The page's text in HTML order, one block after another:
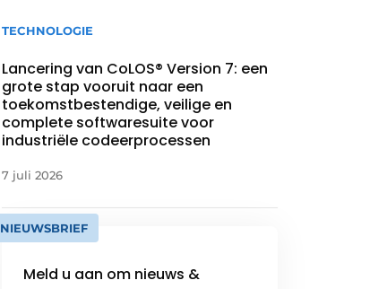
TECHNOLOGIE
Lancering van CoLOS® Version 7: een
grote stap vooruit naar een
toekomstbestendige, veilige en
complete softwaresuite voor
industriële codeerprocessen
7 juli 2026
NIEUWSBRIEF
Meld u aan om nieuws &